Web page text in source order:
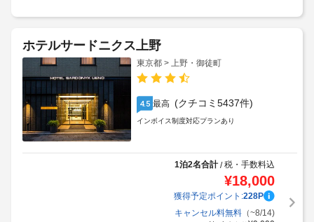
ホテルサードニクス上野
東京都 > 上野・御徒町
4.5 最高 (クチコミ5437件)
インボイス制度対応プランあり
1泊2名合計/税・手数料込
¥18,000
獲得予定ポイント:228P
キャンセル料無料（~8/14)